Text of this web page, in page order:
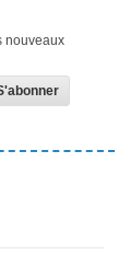
nouveaux